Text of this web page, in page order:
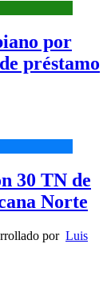
por
préstamo
30 TN de
Norte
por Luis